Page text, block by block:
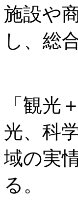
施設や
し、総
「観光
光、科
域の実
る。